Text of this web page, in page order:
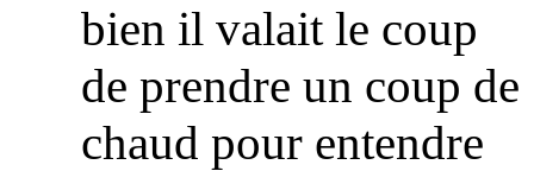
bien il valait le coup
de prendre un coup de
chaud pour entendre